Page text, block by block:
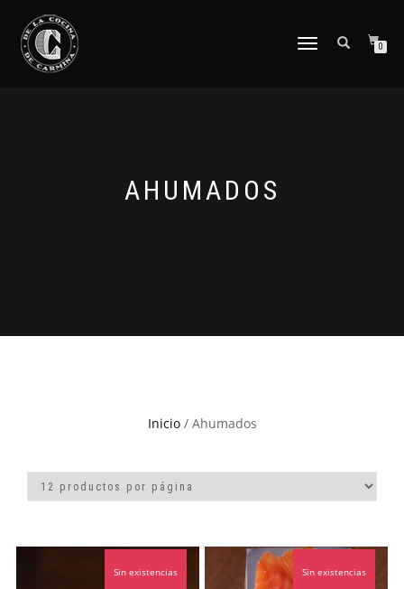
CAMBIAR
0
AHUMADOS
Inicio/ Ahumados
Sin existencias Sin existencias